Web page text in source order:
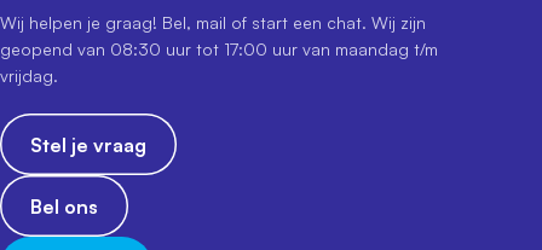
Wij helpen je graag! Bel, mail of start een chat. Wij zijn
geopend van 08:30 uur tot 17:00 uur van maandag t/m
vrijdag.
Stel je vraag
Bel ons